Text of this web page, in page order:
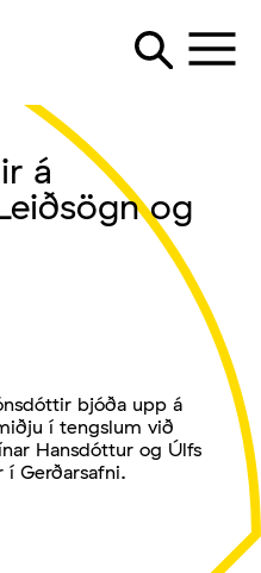
á
og
bjóða upp á
í tengslum við
Hansdóttur og Úlfs
í Gerðarsafni.